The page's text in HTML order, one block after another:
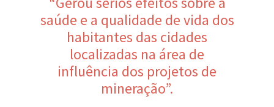
saúde e a qualidade de vida dos
habitantes das cidades
localizadas na área de
influência dos projetos de
mineração”.